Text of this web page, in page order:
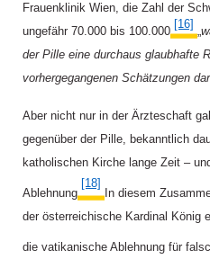
Frauenklinik Wien, die Zahl der
ungefähr 70.000 bis 100.000,
[16]
„
der Pille eine durchaus glaubhafte
vorhergegangenen Schätzungen
Aber nicht nur in der Ärzteschaft
gegenüber der Pille, bekanntlich
katholischen Kirche lange Zeit –
Ablehnung.
[18]
In diesem
der österreichische Kardinal König
die vatikanische Ablehnung für